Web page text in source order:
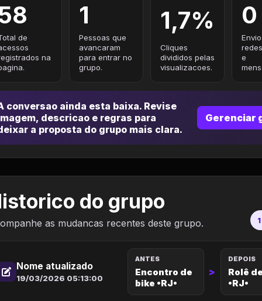
de
na
1
Pessoas que
avancaram
para entrar no
grupo.
1,7%
Cliques
divididos pelas
visualizacoes.
0
e
conversao ainda esta baixa. Revise
descricao e regras para
a proposta do grupo mais clara.
Gerenciar
do grupo
as mudancas recentes deste grupo.
Nome atualizado
19/03/2026 05:13:00
ANTES
Encontro de
bike •RJ•
>
DEPOIS
Rolê
•RJ•